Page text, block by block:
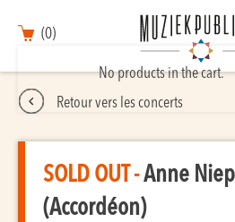
(0)
No products in the cart.
Retour vers les concerts
SOLD OUT -Anne
(Accordéon)